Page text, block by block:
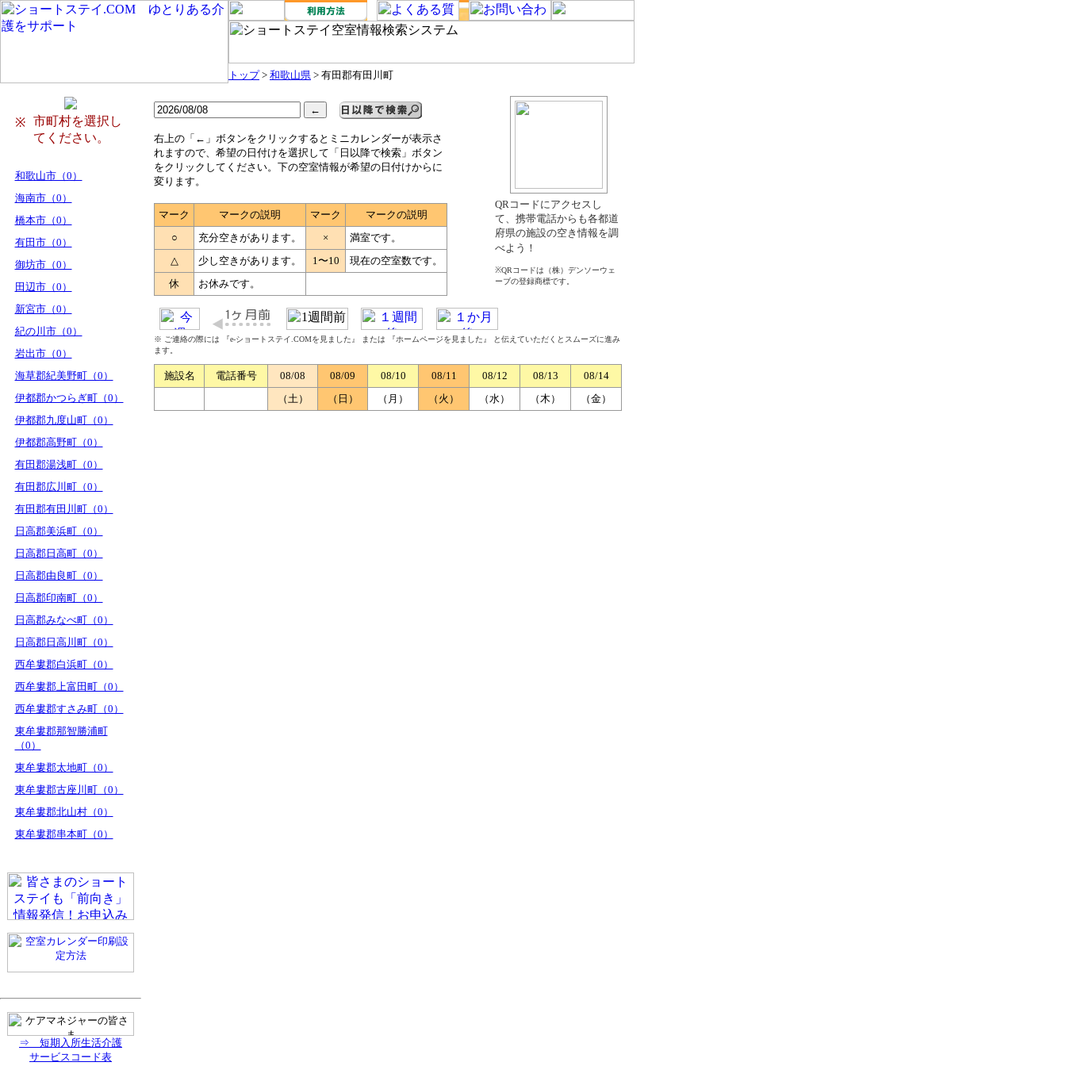
トップ> 和歌山県 > 有田郡有田川町
※
市町村を選択し
てください。
和歌山市（0）
海南市（0）
橋本市（0）
有田市（0）
御坊市（0）
田辺市（0）
新宮市（0）
紀の川市（0）
岩出市（0）
海草郡紀美野町（0）
伊都郡かつらぎ町（0）
伊都郡九度山町（0）
伊都郡高野町（0）
有田郡湯浅町（0）
有田郡広川町（0）
有田郡有田川町（0）
日高郡美浜町（0）
日高郡日高町（0）
日高郡由良町（0）
日高郡印南町（0）
日高郡みなべ町（0）
日高郡日高川町（0）
西牟婁郡白浜町（0）
西牟婁郡上富田町（0）
西牟婁郡すさみ町（0）
東牟婁郡那智勝浦町
（0）
東牟婁郡太地町（0）
東牟婁郡古座川町（0）
東牟婁郡北山村（0）
東牟婁郡串本町（0）
⇒ 短期入所生活介護
サービスコード表
右上の「←」ボタンをクリックするとミニカレンダーが表示さ
れますので、希望の日付けを選択して「日以降で検索」ボタン
をクリックしてください。下の空室情報が希望の日付けからに
変ります。
マーク マークの説明 マーク
マークの説明
○
充分空きがあります。 ×
満室です。
△
少し空きがあります。 1〜10
現在の空室数です。
休
お休みです。
QRコードにアクセスし
て、携帯電話からも各都道
府県の施設の空き情報を調
べよう！
※QRコードは（株）デンソーウェ
ーブの登録商標です。
※ ご連絡の際には 『e-ショートステイ.COMを見ました』 または 『ホームページを見ました』 と伝えていただくとスムーズに進み
ます。
施設名 電話番号 08/08 08/09 08/10 08/11 08/12 08/13
08/14
（土）
（日） （月） （火） （水） （木） （金）